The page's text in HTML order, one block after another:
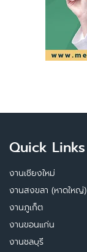
Quick Links
งานเชียงใหม่
งานสงขลา (หาดใหญ่)
งานภูเก็ต
งานขอนแก่น
งานชลบุรี